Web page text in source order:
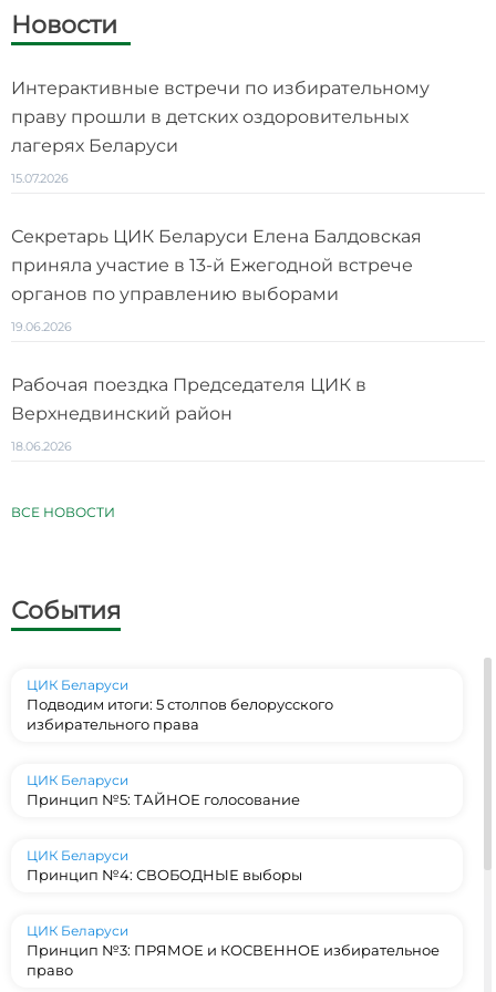
Новости
Интерактивные встречи по избирательному
праву прошли в детских оздоровительных
лагерях Беларуси
15.07.2026
Секретарь ЦИК Беларуси Елена Балдовская
приняла участие в 13-й Ежегодной встрече
органов по управлению выборами
19.06.2026
Рабочая поездка Председателя ЦИК в
Верхнедвинский район
18.06.2026
ВСЕ НОВОСТИ
События
ЦИК Беларуси
Подводим итоги: 5 столпов белорусского
избирательного права
ЦИК Беларуси
Принцип №5: ТАЙНОЕ голосование
ЦИК Беларуси
Принцип №4: СВОБОДНЫЕ выборы
ЦИК Беларуси
Принцип №3: ПРЯМОЕ и КОСВЕННОЕ избирательное
право